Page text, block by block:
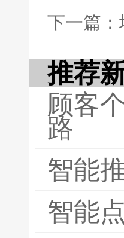
下一篇
推荐
顾客
路
智能
智能